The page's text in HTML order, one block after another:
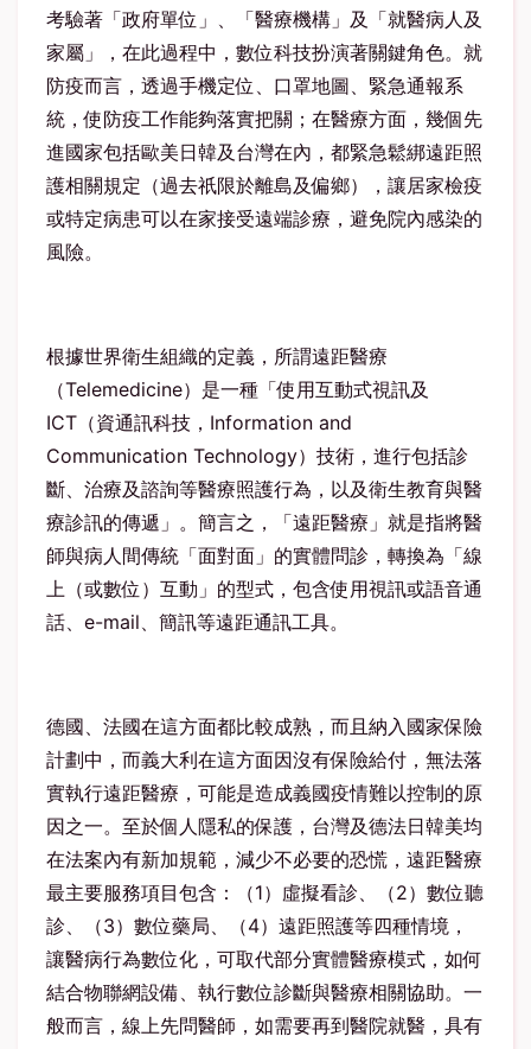
考驗著「政府單位」、「醫療機構」及「就醫病人及
家屬」，在此過程中，數位科技扮演著關鍵角色。就
防疫而言，透過手機定位、口罩地圖、緊急通報系
統，使防疫工作能夠落實把關；在醫療方面，幾個先
進國家包括歐美日韓及台灣在內，都緊急鬆綁遠距照
護相關規定（過去祇限於離島及偏鄉），讓居家檢疫
或特定病患可以在家接受遠端診療，避免院內感染的
風險。
根據世界衛生組織的定義，所謂遠距醫療
（Telemedicine）是一種「使用互動式視訊及
ICT（資通訊科技，Information and
Communication Technology）技術，進行包括診
斷、治療及諮詢等醫療照護行為，以及衛生教育與醫
療診訊的傳遞」。簡言之，「遠距醫療」就是指將醫
師與病人間傳統「面對面」的實體問診，轉換為「線
上（或數位）互動」的型式，包含使用視訊或語音通
話、e-mail、簡訊等遠距通訊工具。
德國、法國在這方面都比較成熟，而且納入國家保險
計劃中，而義大利在這方面因沒有保險給付，無法落
實執行遠距醫療，可能是造成義國疫情難以控制的原
因之一。至於個人隱私的保護，台灣及德法日韓美均
在法案內有新加規範，減少不必要的恐慌，遠距醫療
最主要服務項目包含：（1）虛擬看診、（2）數位聽
診、（3）數位藥局、（4）遠距照護等四種情境，
讓醫病行為數位化，可取代部分實體醫療模式，如何
結合物聯網設備、執行數位診斷與醫療相關協助。一
般而言，線上先問醫師，如需要再到醫院就醫，具有